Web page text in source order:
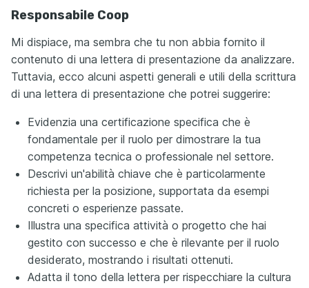
Responsabile Coop
Mi dispiace, ma sembra che tu non abbia fornito il
contenuto di una lettera di presentazione da analizzare.
Tuttavia, ecco alcuni aspetti generali e utili della scrittura
di una lettera di presentazione che potrei suggerire:
Evidenzia una certificazione specifica che è
fondamentale per il ruolo per dimostrare la tua
competenza tecnica o professionale nel settore.
Descrivi un'abilità chiave che è particolarmente
richiesta per la posizione, supportata da esempi
concreti o esperienze passate.
Illustra una specifica attività o progetto che hai
gestito con successo e che è rilevante per il ruolo
desiderato, mostrando i risultati ottenuti.
Adatta il tono della lettera per rispecchiare la cultura